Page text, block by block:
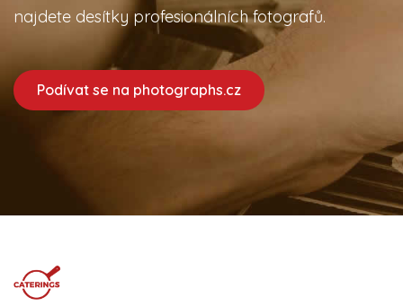
najdete desítky profesionálních fotografů.
Podívat se na photographs.cz